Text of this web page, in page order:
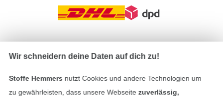
Impressum
In den deutschen Shop wechseln (aktuell
Wir schneidern deine Daten auf dich zu!
Stoffe Hemmers nutzt Cookies und andere Technologien um
zu gewährleisten, dass unsere Webseite zuverlässig,